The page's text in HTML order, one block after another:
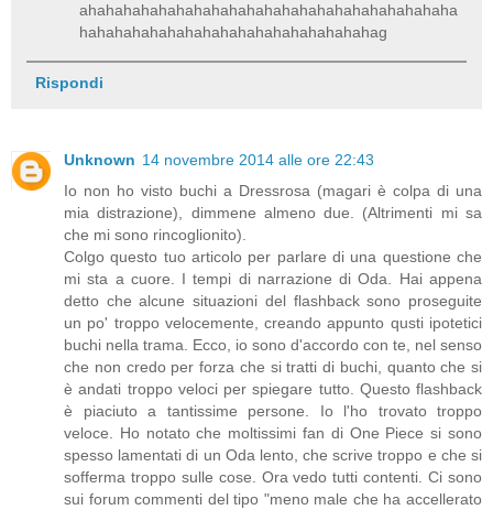
ahahahahahahahahahahahahahahahahahahahahaha
hahahahahahahahahahahahahahahahahag
Rispondi
Unknown 14 novembre 2014 alle ore 22:43
Io non ho visto buchi a Dressrosa (magari è colpa di una
mia distrazione), dimmene almeno due. (Altrimenti mi sa
che mi sono rincoglionito).
Colgo questo tuo articolo per parlare di una questione che
mi sta a cuore. I tempi di narrazione di Oda. Hai appena
detto che alcune situazioni del flashback sono proseguite
un po' troppo velocemente, creando appunto qusti ipotetici
buchi nella trama. Ecco, io sono d'accordo con te, nel senso
che non credo per forza che si tratti di buchi, quanto che si
è andati troppo veloci per spiegare tutto. Questo flashback
è piaciuto a tantissime persone. Io l'ho trovato troppo
veloce. Ho notato che moltissimi fan di One Piece si sono
spesso lamentati di un Oda lento, che scrive troppo e che si
sofferma troppo sulle cose. Ora vedo tutti contenti. Ci sono
sui forum commenti del tipo "meno male che ha accellerato